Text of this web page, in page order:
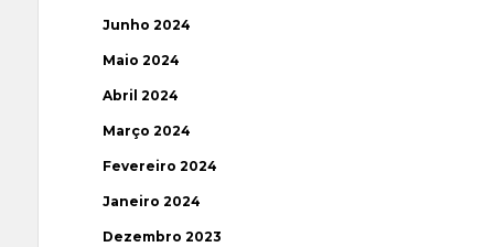
Junho 2024
Maio 2024
Abril 2024
Março 2024
Fevereiro 2024
Janeiro 2024
Dezembro 2023